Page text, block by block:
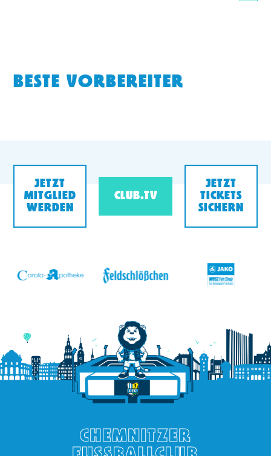
BESTE VORBEREITER
JETZT
MITGLIED
WERDEN
CLUB.TV
JETZT
TICKETS
SICHERN
CHEMNITZER